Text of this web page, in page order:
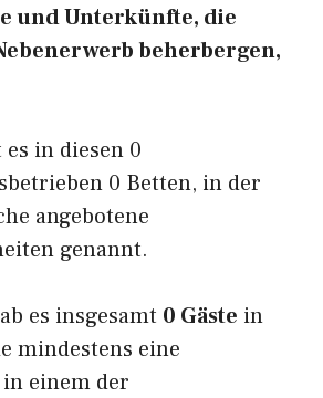
und Unterkünfte, die
beherbergen,
in diesen 0
0 Betten, in der
angebotene
genannt.
es insgesamt 0 Gäste in
mindestens eine
einem der